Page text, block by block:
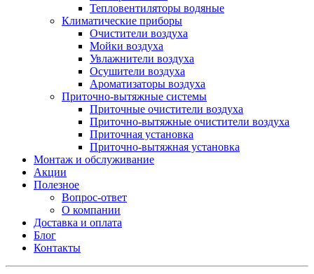
Тепловентиляторы водяные
Климатические приборы
Очистители воздуха
Мойки воздуха
Увлажнители воздуха
Осушители воздуха
Ароматизаторы воздуха
Приточно-вытяжные системы
Приточные очистители воздуха
Приточно-вытяжные очистители воздуха
Приточная установка
Приточно-вытяжная установка
Монтаж и обслуживание
Акции
Полезное
Вопрос-ответ
О компании
Доставка и оплата
Блог
Контакты